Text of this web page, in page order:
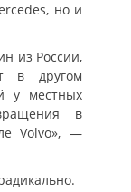
но и
из России,
в другом
у местных
в
Volvo», —